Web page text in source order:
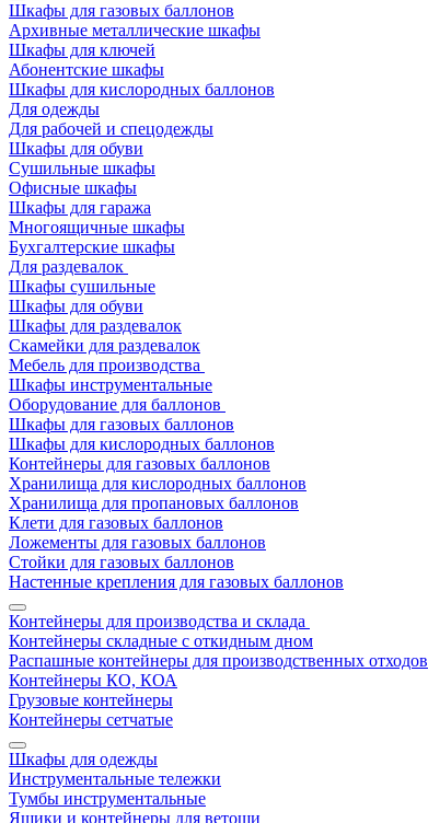
Шкафы для газовых баллонов
Архивные металлические шкафы
Шкафы для ключей
Абонентские шкафы
Шкафы для кислородных баллонов
Для одежды
Для рабочей и спецодежды
Шкафы для обуви
Сушильные шкафы
Офисные шкафы
Шкафы для гаража
Многоящичные шкафы
Бухгалтерские шкафы
Для раздевалок
Шкафы сушильные
Шкафы для обуви
Шкафы для раздевалок
Скамейки для раздевалок
Мебель для производства
Шкафы инструментальные
Оборудование для баллонов
Шкафы для газовых баллонов
Шкафы для кислородных баллонов
Контейнеры для газовых баллонов
Хранилища для кислородных баллонов
Хранилища для пропановых баллонов
Клети для газовых баллонов
Ложементы для газовых баллонов
Стойки для газовых баллонов
Настенные крепления для газовых баллонов
Контейнеры для производства и склада
Контейнеры складные с откидным дном
Распашные контейнеры для производственных отходов
Контейнеры КО, КОА
Грузовые контейнеры
Контейнеры сетчатые
Шкафы для одежды
Инструментальные тележки
Тумбы инструментальные
Ящики и контейнеры для ветоши